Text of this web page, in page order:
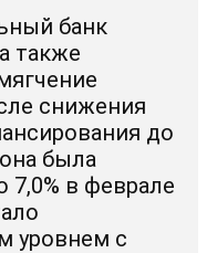
банк
также
снижения
до
была
в феврале
уровнем с